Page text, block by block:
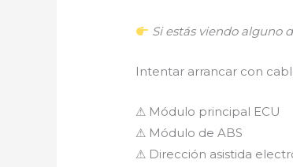
Si estás viendo alguno
Intentar arrancar con
⚠ Módulo principal ECU
⚠ Módulo de ABS
⚠ Dirección asistida